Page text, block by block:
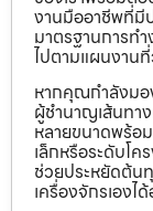
งานมืออาชีพที่มี
มาตรฐานการท
ไปตามแผนงานที่
หากคุณกำลังมอ
ผู้ชำนาญเส้นทา
หลายขนาดพร้อ
เล็กหรือระดับโค
ช่วยประหยัดต้น
เครื่องจักรเองไ